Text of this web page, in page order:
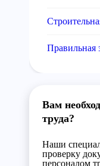
Правильная
Вам
труда?
Наши
проверку
персоналом